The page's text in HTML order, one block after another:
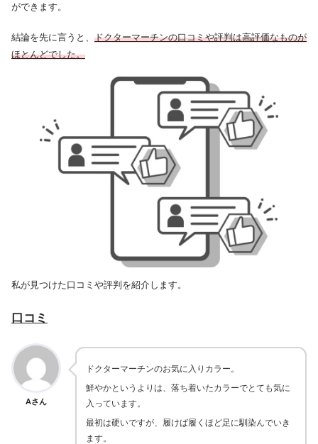
ができます。
結論を先に言うと、 ドクターマーチンの口コミや評判は高評価なものが
ほとんどでした。
私が見つけた口コミや評判を紹介します。
口コミ
Aさん
ドクターマーチンのお気に入りカラー。
鮮やかというよりは、落ち着いたカラーでとても気に
入っています。
最初は硬いですが、履けば履くほど足に馴染んでいき
ます。